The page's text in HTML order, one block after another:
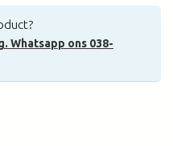
Whatsapp ons 038-